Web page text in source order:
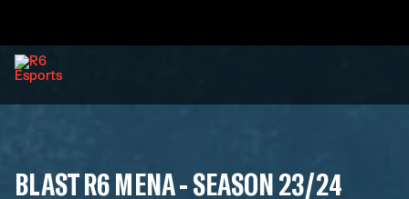
BLAST R6 MENA - SEASON 23/24